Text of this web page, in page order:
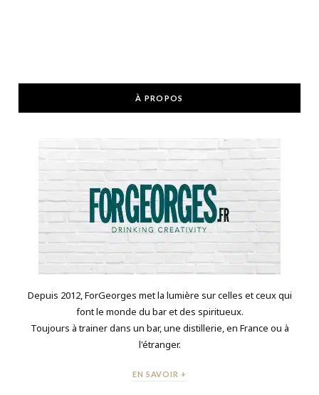
À PROPOS
Depuis 2012, ForGeorges met la lumière sur celles et ceux qui
font le monde du bar et des spiritueux.
Toujours à trainer dans un bar, une distillerie, en France ou à
l'étranger.
EN SAVOIR +